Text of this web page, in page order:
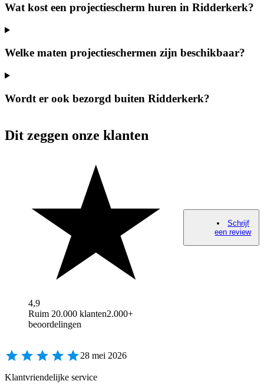
Wat kost een projectiescherm huren in Ridderkerk?
Welke maten projectieschermen zijn beschikbaar?
Wordt er ook bezorgd buiten Ridderkerk?
Dit zeggen onze klanten
4,9
Ruim 20.000 klanten2.000+
beoordelingen
Schrijf
een review
28 mei 2026
Klantvriendelijke service